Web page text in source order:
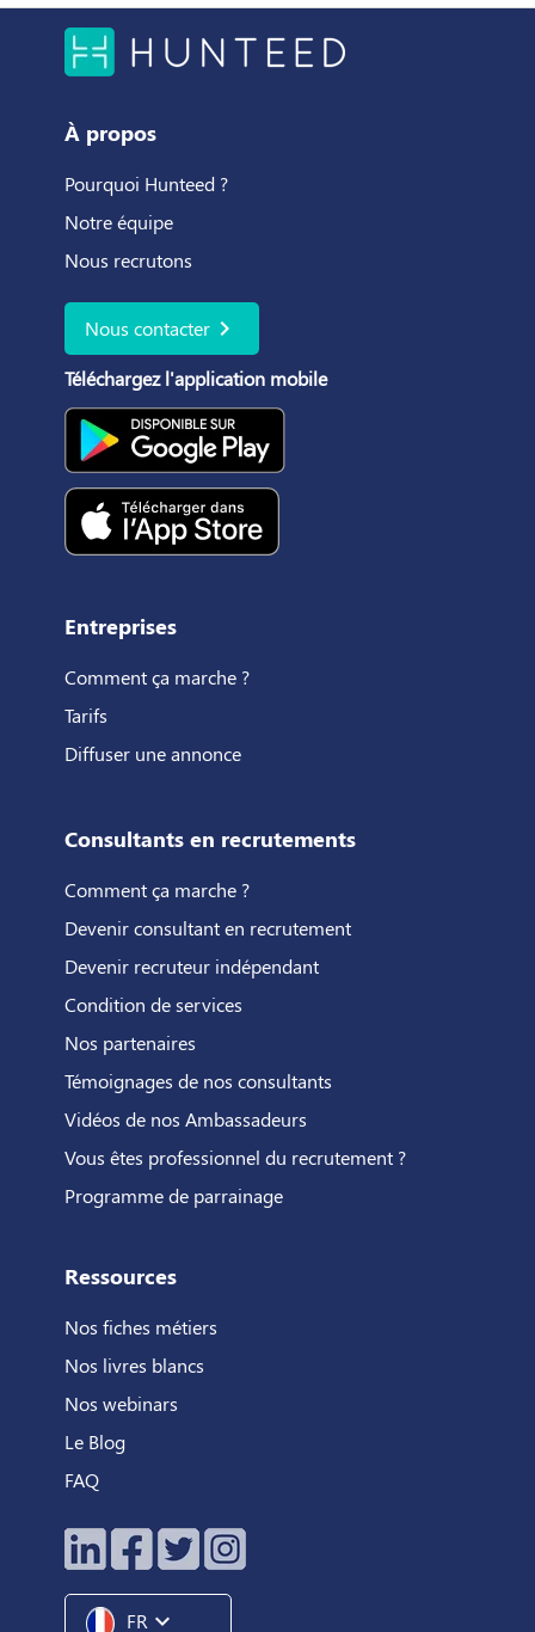
À propos
Pourquoi Hunteed ?
Notre équipe
Nous recrutons
Nous contacter chevron_right
Téléchargez l'application mobile
Entreprises
Comment ça marche ?
Tarifs
Diffuser une annonce
Consultants en recrutements
Comment ça marche ?
Devenir consultant en recrutement
Devenir recruteur indépendant
Condition de services
Nos partenaires
Témoignages de nos consultants
Vidéos de nos Ambassadeurs
Vous êtes professionnel du recrutement ?
Programme de parrainage
Ressources
Nos fiches métiers
Nos livres blancs
Nos webinars
Le Blog
FAQ
FR expand_more